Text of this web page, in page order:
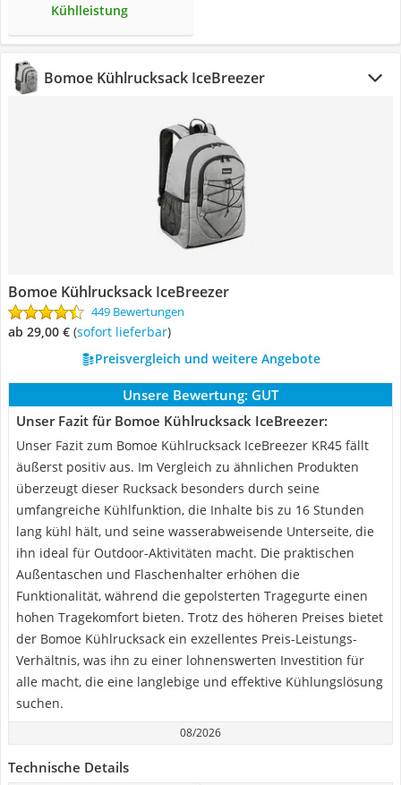
Kühlleistung
Bomoe Kühlrucksack IceBreezer
Bomoe Kühlrucksack IceBreezer
449 Bewertungen
ab 29,00 € ( Sofort lieferbar)
Preisvergleich und weitere Angebote
Unsere Bewertung: GUT
Unser Fazit für Bomoe Kühlrucksack IceBreezer:
Unser Fazit zum Bomoe Kühlrucksack IceBreezer KR45 fällt
äußerst positiv aus. Im Vergleich zu ähnlichen Produkten
überzeugt dieser Rucksack besonders durch seine
umfangreiche Kühlfunktion, die Inhalte bis zu 16 Stunden
lang kühl hält, und seine wasserabweisende Unterseite, die
ihn ideal für Outdoor-Aktivitäten macht. Die praktischen
Außentaschen und Flaschenhalter erhöhen die
Funktionalität, während die gepolsterten Tragegurte einen
hohen Tragekomfort bieten. Trotz des höheren Preises bietet
der Bomoe Kühlrucksack ein exzellentes Preis-Leistungs-
Verhältnis, was ihn zu einer lohnenswerten Investition für
alle macht, die eine langlebige und effektive Kühlungslösung
suchen.
08/2026
Technische Details